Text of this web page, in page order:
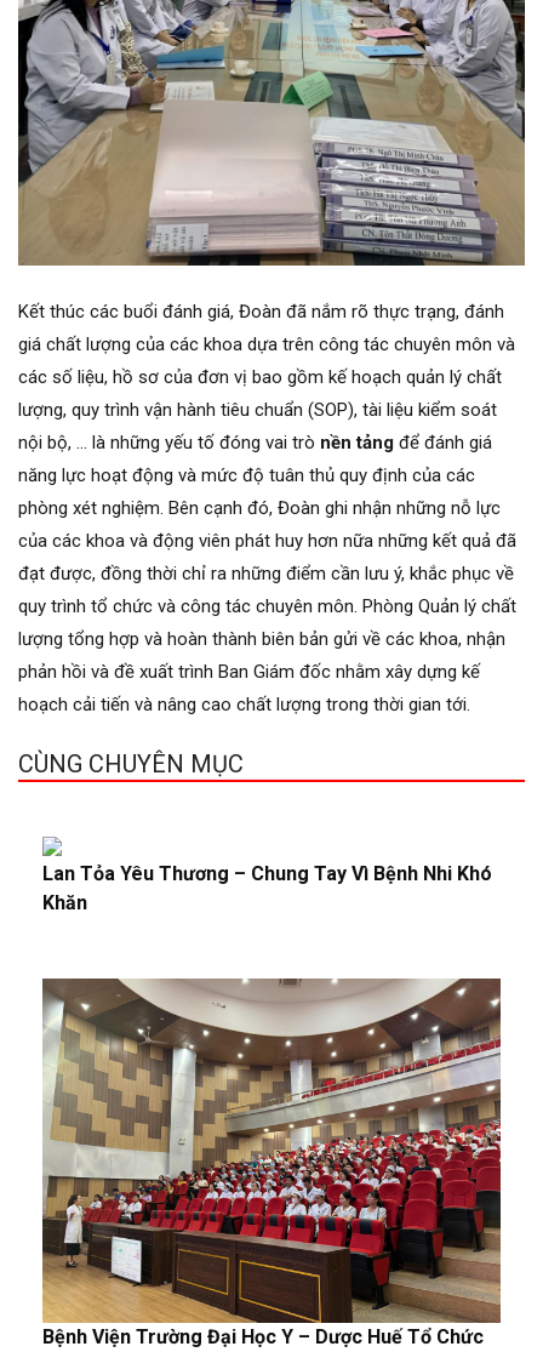
Kết thúc các buổi đánh giá, Đoàn đã nắm rõ thực trạng, đánh
giá chất lượng của các khoa dựa trên công tác chuyên môn và
các số liệu, hồ sơ của đơn vị bao gồm kế hoạch quản lý chất
lượng, quy trình vận hành tiêu chuẩn (SOP), tài liệu kiểm soát
nội bộ, … là những yếu tố đóng vai trò nền tảng để đánh giá
năng lực hoạt động và mức độ tuân thủ quy định của các
phòng xét nghiệm. Bên cạnh đó, Đoàn ghi nhận những nỗ lực
của các khoa và động viên phát huy hơn nữa những kết quả đã
đạt được, đồng thời chỉ ra những điểm cần lưu ý, khắc phục về
quy trình tổ chức và công tác chuyên môn. Phòng Quản lý chất
lượng tổng hợp và hoàn thành biên bản gửi về các khoa, nhận
phản hồi và đề xuất trình Ban Giám đốc nhằm xây dựng kế
hoạch cải tiến và nâng cao chất lượng trong thời gian tới.
CÙNG CHUYÊN MỤC
Lan Tỏa Yêu Thương – Chung Tay Vì Bệnh Nhi Khó
Khăn
Bệnh Viện Trường Đại Học Y – Dược Huế Tổ Chức